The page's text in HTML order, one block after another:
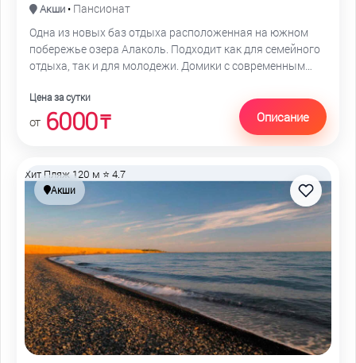
Акши • Пансионат
Одна из новых баз отдыха расположенная на южном
побережье озера Алаколь. Подходит как для семейного
отдыха, так и для молодежи. Домики с современным
Цена за сутки
от 6000₸ Описание
Хит Пляж 120 м ⭐ 4.7
Акши